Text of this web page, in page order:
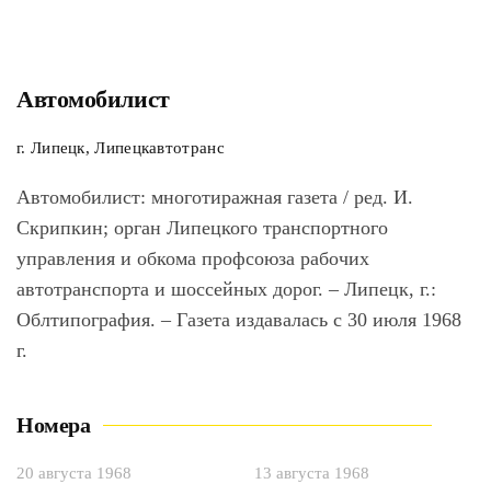
Автомобилист
г. Липецк, Липецкавтотранс
Автомобилист: многотиражная газета / ред. И.
Скрипкин; орган Липецкого транспортного
управления и обкома профсоюза рабочих
автотранспорта и шоссейных дорог. – Липецк, г.:
Облтипография. – Газета издавалась с 30 июля 1968
г.
Номера
20 августа 1968
13 августа 1968